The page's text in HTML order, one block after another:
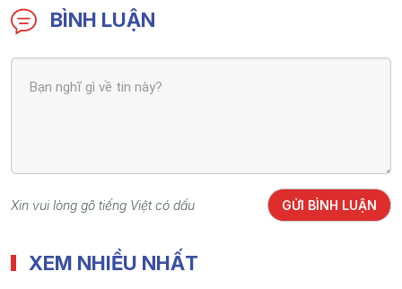
BÌNH LUẬN
Xin vui lòng gõ tiếng Việt có dấu GỬI BÌNH LUẬN
XEM NHIỀU NHẤT